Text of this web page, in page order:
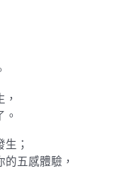
；
五感體驗，